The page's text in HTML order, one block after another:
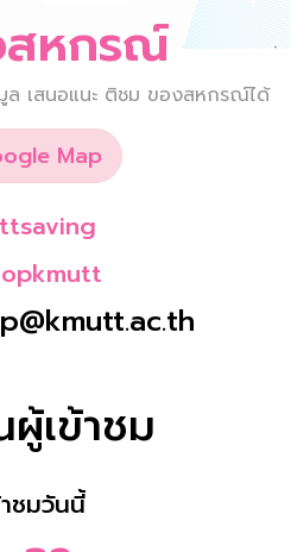
หกรณ์
ล เสนอแนะ ติชม ของสหกรณ์ได้
Map
เข้าชม
ชมวันนี้